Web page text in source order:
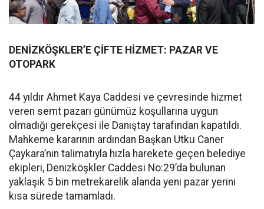
DENİZKÖŞKLER’E ÇİFTE HİZMET: PAZAR VE
OTOPARK
44 yıldır Ahmet Kaya Caddesi ve çevresinde hizmet
veren semt pazarı günümüz koşullarına uygun
olmadığı gerekçesi ile Danıştay tarafından kapatıldı.
Mahkeme kararının ardından Başkan Utku Caner
Çaykara’nın talimatıyla hızla harekete geçen belediye
ekipleri, Denizköşkler Caddesi No:29’da bulunan
yaklaşık 5 bin metrekarelik alanda yeni pazar yerini
kısa sürede tamamladı.